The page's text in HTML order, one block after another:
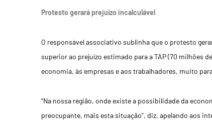
Protesto gerará prejuízo incalculável
O responsável associativo sublinha que o protesto
superior ao prejuízo estimado para a TAP (70 milhões
economia, às empresas e aos trabalhadores, muito
“Na nossa região, onde existe a possibilidade da
preocupante, mais esta situação”, diz, apelando aos